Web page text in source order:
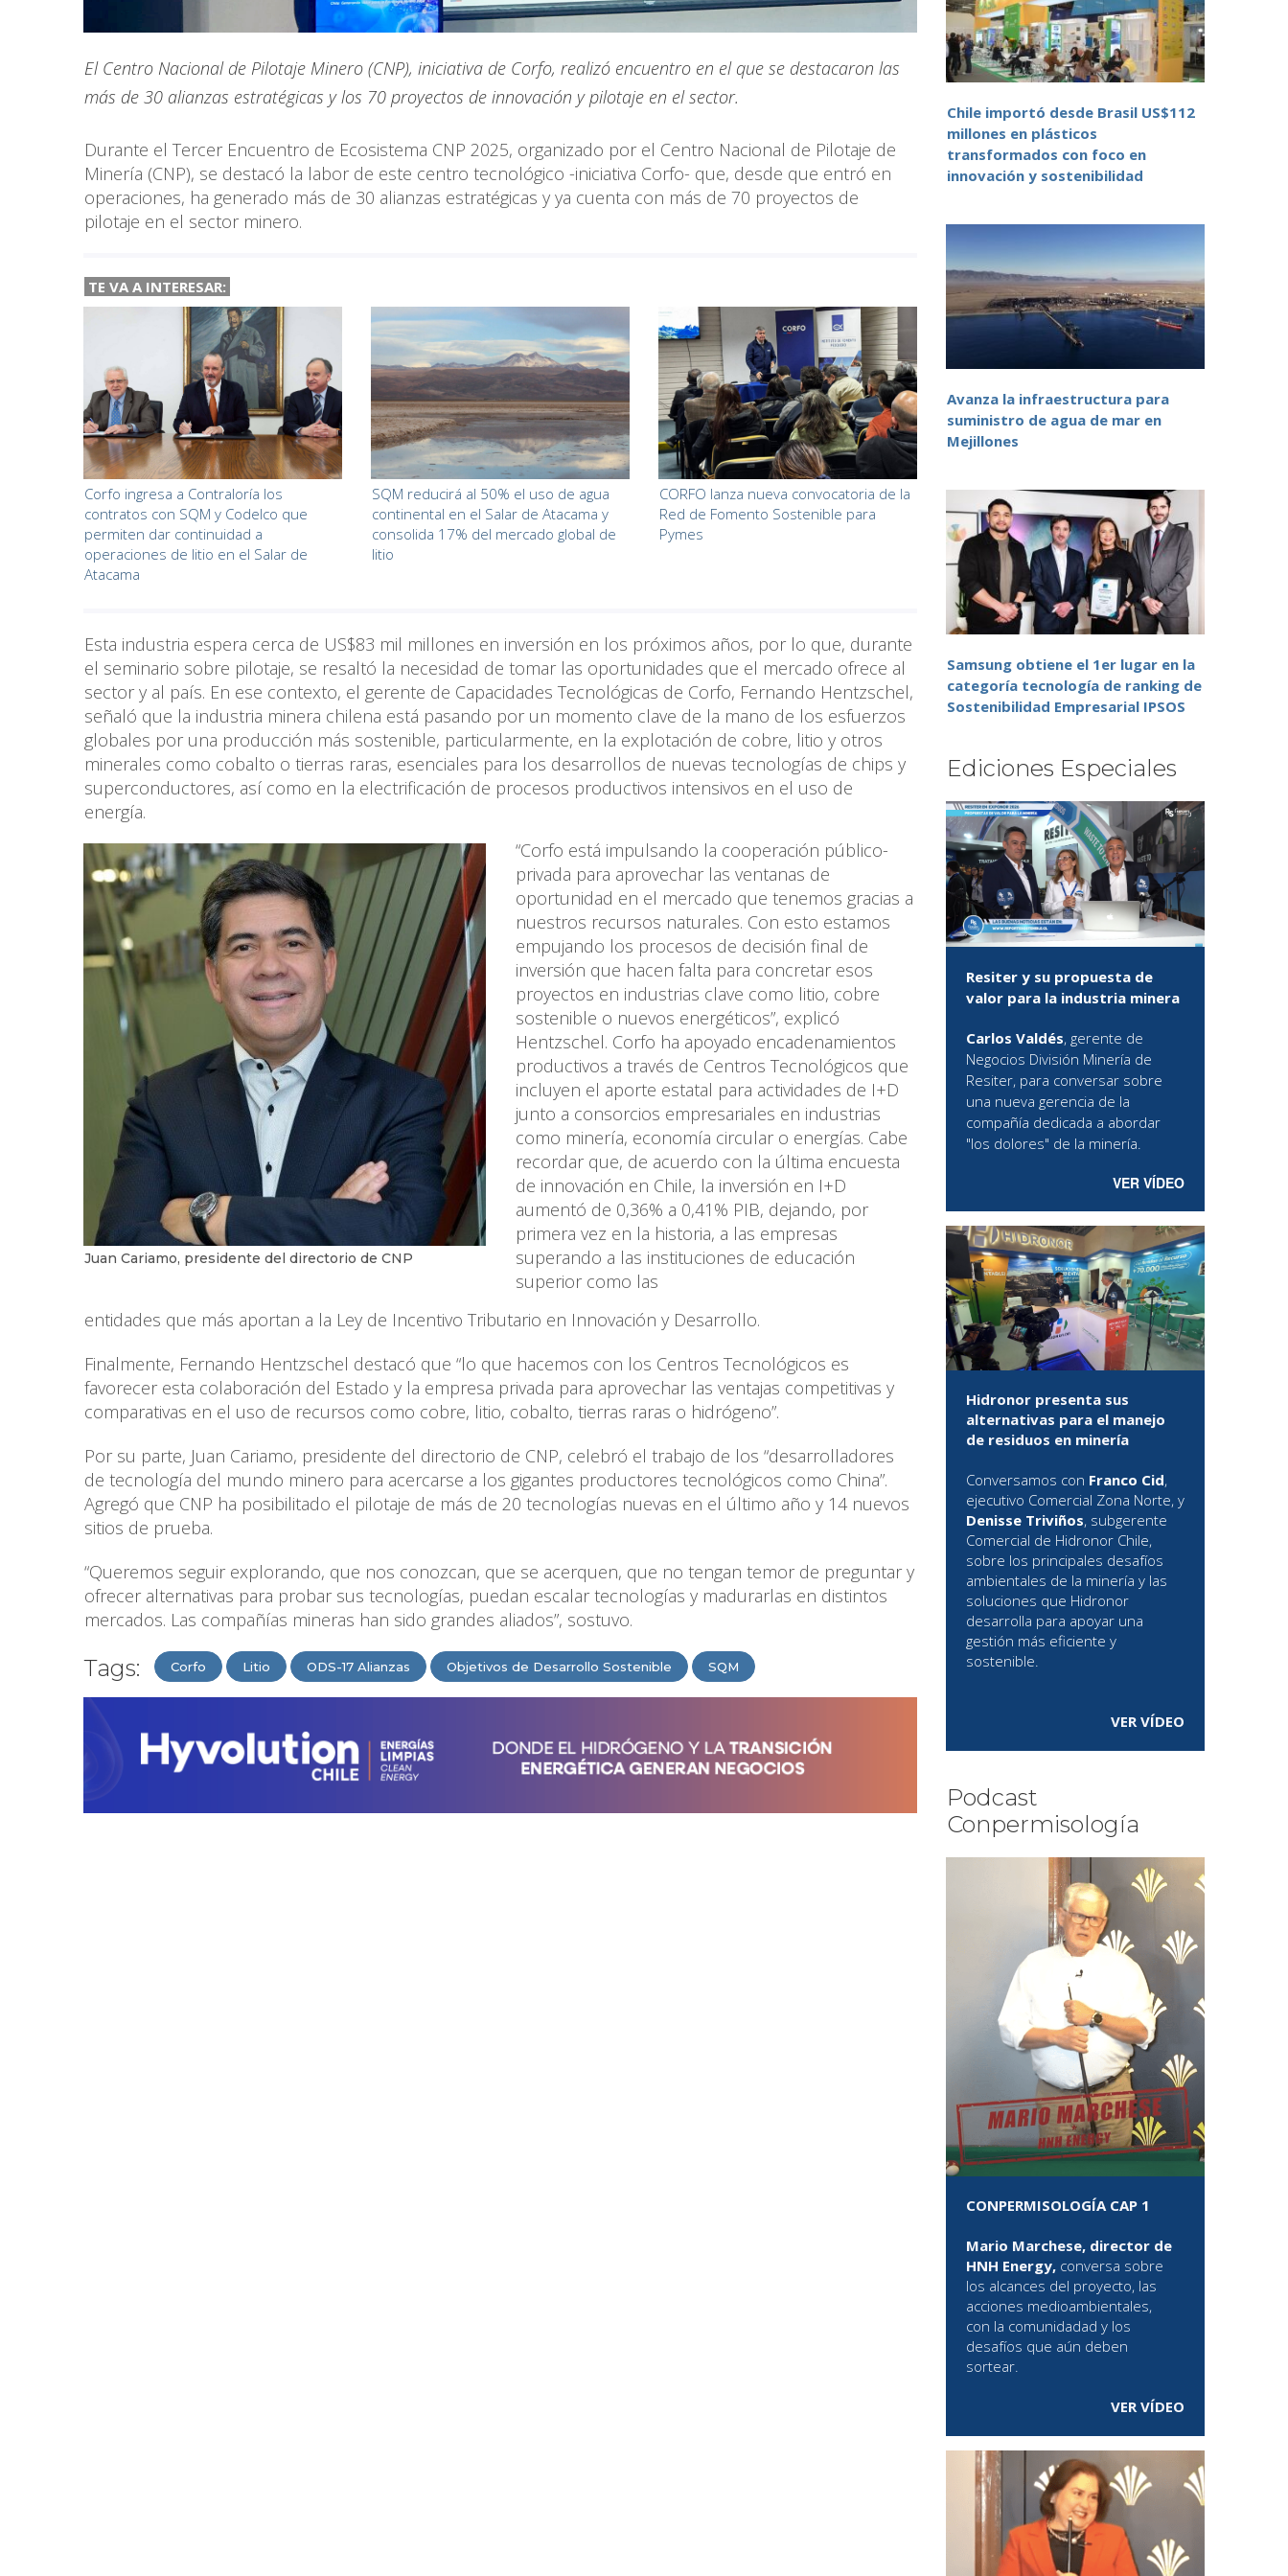
El Centro Nacional de Pilotaje Minero (CNP), iniciativa de Corfo, realizó encuentro en el que se destacaron las
más de 30 alianzas estratégicas y los 70 proyectos de innovación y pilotaje en el sector.
Durante el Tercer Encuentro de Ecosistema CNP 2025, organizado por el Centro Nacional de Pilotaje de
Minería (CNP), se destacó la labor de este centro tecnológico -iniciativa Corfo- que, desde que entró en
operaciones, ha generado más de 30 alianzas estratégicas y ya cuenta con más de 70 proyectos de
pilotaje en el sector minero.
TE VA A INTERESAR:
Corfo ingresa a Contraloría los
contratos con SQM y Codelco que
permiten dar continuidad a
operaciones de litio en el Salar de
Atacama
SQM reducirá al 50% el uso de agua
continental en el Salar de Atacama y
consolida 17% del mercado global de
litio
CORFO lanza nueva convocatoria de la
Red de Fomento Sostenible para
Pymes
Esta industria espera cerca de US$83 mil millones en inversión en los próximos años, por lo que, durante
el seminario sobre pilotaje, se resaltó la necesidad de tomar las oportunidades que el mercado ofrece al
sector y al país. En ese contexto, el gerente de Capacidades Tecnológicas de Corfo, Fernando Hentzschel,
señaló que la industria minera chilena está pasando por un momento clave de la mano de los esfuerzos
globales por una producción más sostenible, particularmente, en la explotación de cobre, litio y otros
minerales como cobalto o tierras raras, esenciales para los desarrollos de nuevas tecnologías de chips y
superconductores, así como en la electrificación de procesos productivos intensivos en el uso de
energía.
Juan Cariamo, presidente del directorio de CNP
“Corfo está impulsando la cooperación público-
privada para aprovechar las ventanas de
oportunidad en el mercado que tenemos gracias a
nuestros recursos naturales. Con esto estamos
empujando los procesos de decisión final de
inversión que hacen falta para concretar esos
proyectos en industrias clave como litio, cobre
sostenible o nuevos energéticos”, explicó
Hentzschel. Corfo ha apoyado encadenamientos
productivos a través de Centros Tecnológicos que
incluyen el aporte estatal para actividades de I+D
junto a consorcios empresariales en industrias
como minería, economía circular o energías. Cabe
recordar que, de acuerdo con la última encuesta
de innovación en Chile, la inversión en I+D
aumentó de 0,36% a 0,41% PIB, dejando, por
primera vez en la historia, a las empresas
superando a las instituciones de educación
superior como las
entidades que más aportan a la Ley de Incentivo Tributario en Innovación y Desarrollo.
Finalmente, Fernando Hentzschel destacó que “lo que hacemos con los Centros Tecnológicos es
favorecer esta colaboración del Estado y la empresa privada para aprovechar las ventajas competitivas y
comparativas en el uso de recursos como cobre, litio, cobalto, tierras raras o hidrógeno”.
Por su parte, Juan Cariamo, presidente del directorio de CNP, celebró el trabajo de los “desarrolladores
de tecnología del mundo minero para acercarse a los gigantes productores tecnológicos como China”.
Agregó que CNP ha posibilitado el pilotaje de más de 20 tecnologías nuevas en el último año y 14 nuevos
sitios de prueba.
“Queremos seguir explorando, que nos conozcan, que se acerquen, que no tengan temor de preguntar y
ofrecer alternativas para probar sus tecnologías, puedan escalar tecnologías y madurarlas en distintos
mercados. Las compañías mineras han sido grandes aliados”, sostuvo.
Tags: Corfo Litio ODS-17 Alianzas Objetivos de Desarrollo Sostenible SQM
Chile importó desde Brasil US$112
millones en plásticos
transformados con foco en
innovación y sostenibilidad
Avanza la infraestructura para
suministro de agua de mar en
Mejillones
Samsung obtiene el 1er lugar en la
categoría tecnología de ranking de
Sostenibilidad Empresarial IPSOS
Ediciones Especiales
Resiter y su propuesta de
valor para la industria minera
Carlos Valdés, gerente de
Negocios División Minería de
Resiter, para conversar sobre
una nueva gerencia de la
compañía dedicada a abordar
"los dolores" de la minería.
VER VÍDEO
Hidronor presenta sus
alternativas para el manejo
de residuos en minería
Conversamos con Franco Cid,
ejecutivo Comercial Zona Norte, y
Denisse Triviños, subgerente
Comercial de Hidronor Chile,
sobre los principales desafíos
ambientales de la minería y las
soluciones que Hidronor
desarrolla para apoyar una
gestión más eficiente y
sostenible.
VER VÍDEO
Podcast
Conpermisología
CONPERMISOLOGÍA CAP 1
Mario Marchese, director de
HNH Energy, conversa sobre
los alcances del proyecto, las
acciones medioambientales,
con la comunidadad y los
desafíos que aún deben
sortear.
VER VÍDEO